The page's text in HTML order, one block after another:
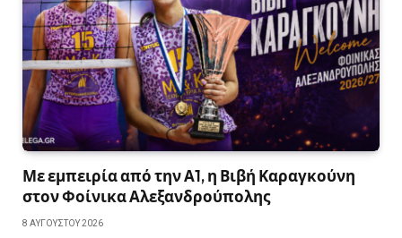
Με εμπειρία από την Α1, η Βιβή Καραγκούνη
στον Φοίνικα Αλεξανδρούπολης
8 ΑΥΓΟΎΣΤΟΥ 2026